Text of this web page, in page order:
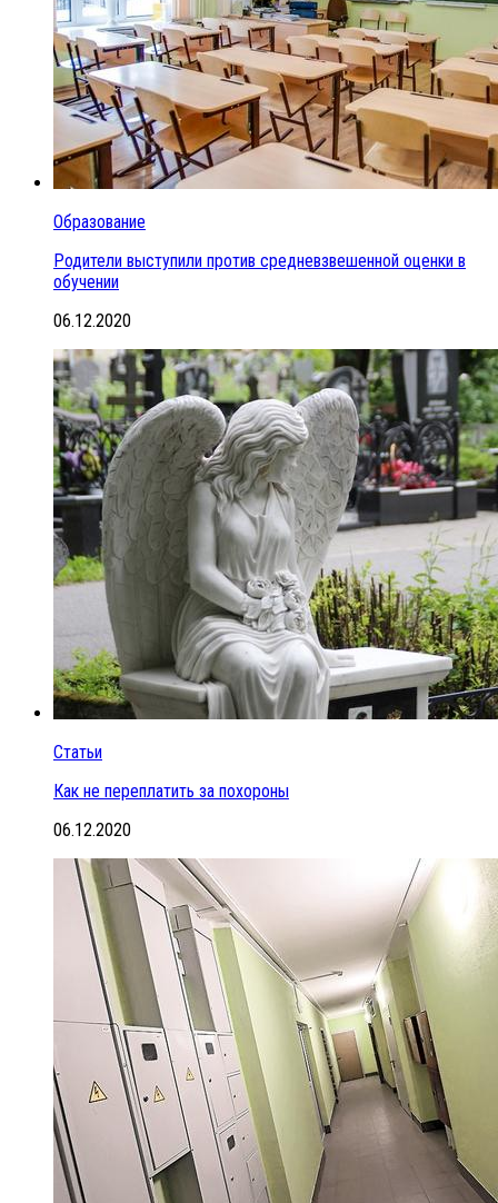
Образование
Родители выступили против средневзвешенной оценки в
обучении
06.12.2020
Статьи
Как не переплатить за похороны
06.12.2020